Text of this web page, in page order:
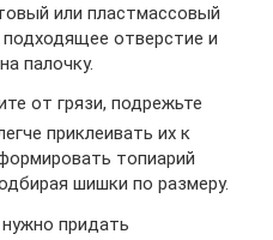
или пластмассовый
отверстие и
палочку.
от грязи, подрежьте
приклеивать их к
топиарий
шишки по размеру.
придать